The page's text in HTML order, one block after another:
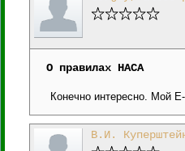
О правилах НАСА
Конечно интересно. Мой
В.И.